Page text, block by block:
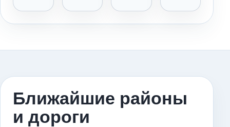
Ближайшие районы
и дороги